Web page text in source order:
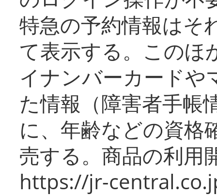
特急の予約情報はそ
て表示する。このほ
イナンバーカードや
た情報（障害者手帳
に、年齢などの資格
売する。商品の利用
https://jr-